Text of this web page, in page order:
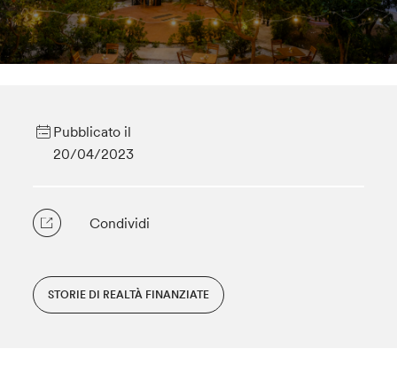
Pubblicato il
20/04/2023
Condividi
STORIE DI REALTÀ FINANZIATE